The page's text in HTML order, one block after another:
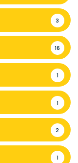
3
16
1
1
2
1